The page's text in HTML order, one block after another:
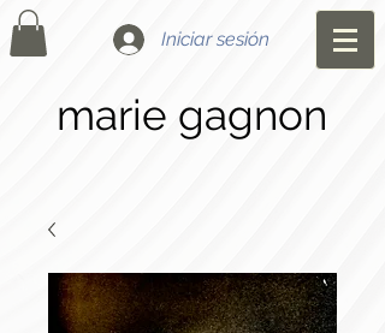
Iniciar sesión
marie gagnon